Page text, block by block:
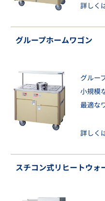
詳しく
グループホームワゴン
グルー
小規模
最適な
詳しく
スチコン式リヒートウォ